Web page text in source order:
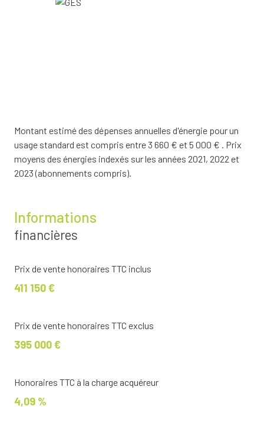
Montant estimé des dépenses annuelles d'énergie pour un
usage standard est compris entre 3 660 € et 5 000 € . Prix
moyens des énergies indexés sur les années 2021, 2022 et
2023 (abonnements compris).
Informations
financières
Prix de vente honoraires TTC inclus
411 150 €
Prix de vente honoraires TTC exclus
395 000 €
Honoraires TTC à la charge acquéreur
4,09 %